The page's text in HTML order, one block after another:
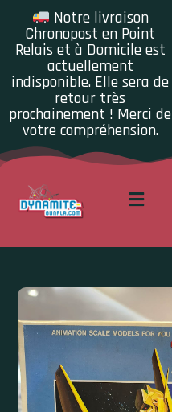
Notre livraison
Chronopost en Point
Relais et à Domicile est
actuellement
indisponible. Elle sera de
retour très
prochainement ! Merci de
votre compréhension.